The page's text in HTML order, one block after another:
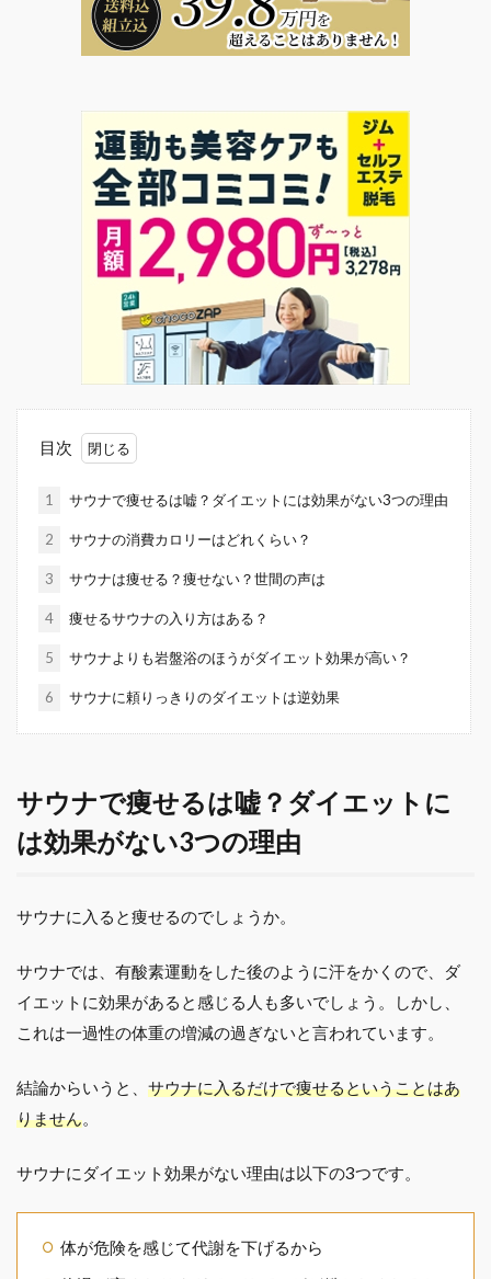
目次
1 サウナで痩せるは嘘？ダイエットには効果がない3つの理由
2 サウナの消費カロリーはどれくらい？
3 サウナは痩せる？痩せない？世間の声は
4 痩せるサウナの入り方はある？
5 サウナよりも岩盤浴のほうがダイエット効果が高い？
6 サウナに頼りっきりのダイエットは逆効果
サウナで痩せるは嘘？ダイエットに
は効果がない3つの理由
サウナに入ると痩せるのでしょうか。
サウナでは、有酸素運動をした後のように汗をかくので、ダ
イエットに効果があると感じる人も多いでしょう。しかし、
これは一過性の体重の増減の過ぎないと言われています。
結論からいうと、 サウナに入るだけで痩せるということはあ
りません。
サウナにダイエット効果がない理由は以下の3つです。
体が危険を感じて代謝を下げるから